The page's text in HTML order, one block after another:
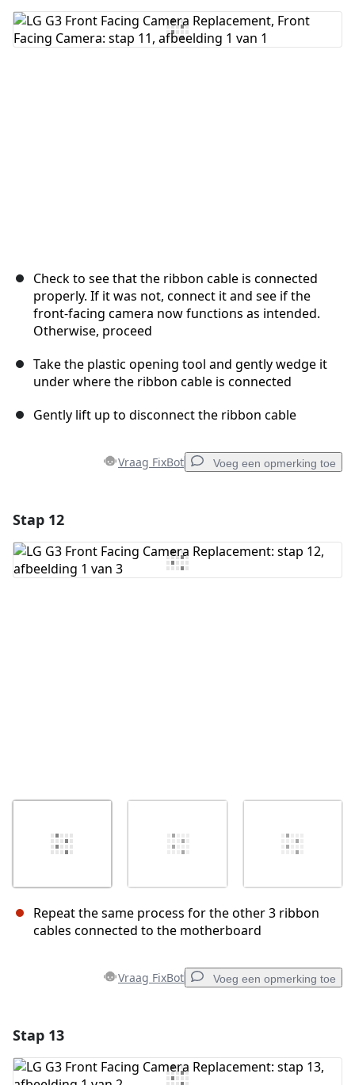
Voeg opmerking toe
Check to see that the ribbon cable is connected
properly. If it was not, connect it and see if the
front-facing camera now functions as intended.
Otherwise, proceed
Take the plastic opening tool and gently wedge it
under where the ribbon cable is connected
Gently lift up to disconnect the ribbon cable
Vraag FixBot Voeg een opmerking toe
Voeg opmerking toe
Stap 12
Repeat the same process for the other 3 ribbon
cables connected to the motherboard
Vraag FixBot Voeg een opmerking toe
Voeg opmerking toe
Stap 13